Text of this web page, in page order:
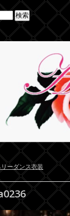
ーダンス衣装